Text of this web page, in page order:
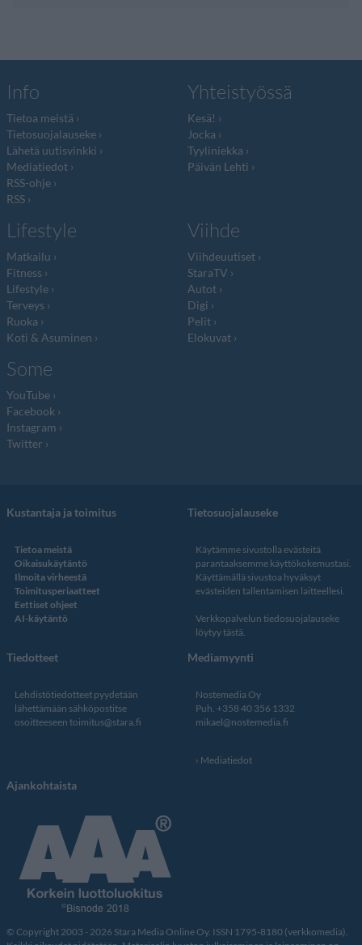
Info
Tietoa meistä
Tietosuojalauseke
Lähetä uutisvinkki
Mediatiedot
RSS-ohje
RSS
Yhteistyössä
Kesä!
Jocka
Tyyliniekka
Päivän Lehti
Lifestyle
Matkailu
Fitness
Lifestyle
Terveys
Ruoka
Koti & Asuminen
Viihde
Viihdeuutiset
StaraTV
Autot
Digi
Pelit
Elokuvat
Some
YouTube
Facebook
Instagram
Twitter
Kustantaja ja toimitus
Tietoa meistä
Oikaisukäytäntö
Ilmoita virheestä
Toimitusperiaatteet
Eettiset ohjeet
AI-käytäntö
Tietosuojalauseke
Käytämme sivustolla evästeitä
parantaaksemme käyttökokemustasi.
Käyttämällä sivustoa hyväksyt
evästeiden tallentamisen laitteellesi.
Verkkopalvelun tiedosuojalauseke
löytyy tästä.
Tiedotteet
Lehdistötiedotteet pyydetään
lähettämään sähköpostitse
osoitteeseen toimitus@stara.fi
Mediamyynti
Nostemedia Oy
Puh. +358 40 356 1332
mikael@nostemedia.fi
Mediatiedot
Ajankohtaista
© Copyright 2003 - 2026 Stara Media Online Oy. ISSN 1795-8180 (verkkomedia).